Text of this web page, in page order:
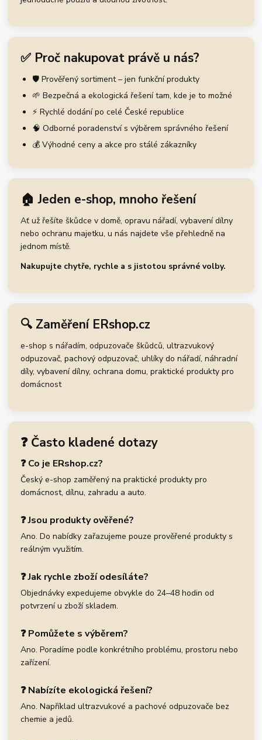
✅ Proč nakupovat právě u nás?
🛡️ Prověřený sortiment – jen funkční produkty
🌱 Bezpečná a ekologická řešení tam, kde je to možné
⚡ Rychlé dodání po celé České republice
🧠 Odborné poradenství s výběrem správného řešení
💰 Výhodné ceny a akce pro stálé zákazníky
🏠 Jeden e-shop, mnoho řešení
Ať už řešíte škůdce v domě, opravu nářadí, vybavení dílny
nebo ochranu majetku, u nás najdete vše přehledně na
jednom místě.
Nakupujte chytře, rychle a s jistotou správné volby.
🔍 Zaměření ERshop.cz
e-shop s nářadím, odpuzovače škůdců, ultrazvukový
odpuzovač, pachový odpuzovač, uhlíky do nářadí, náhradní
díly, vybavení dílny, ochrana domu, praktické produkty pro
domácnost
❓ Často kladené dotazy
❓ Co je ERshop.cz?
Český e-shop zaměřený na praktické produkty pro
domácnost, dílnu, zahradu a auto.
❓ Jsou produkty ověřené?
Ano. Do nabídky zařazujeme pouze prověřené produkty s
reálným využitím.
❓ Jak rychle zboží odesíláte?
Objednávky expedujeme obvykle do 24–48 hodin od
potvrzení u zboží skladem.
❓ Pomůžete s výběrem?
Ano. Poradíme podle konkrétního problému, prostoru nebo
zařízení.
❓ Nabízíte ekologická řešení?
Ano. Například ultrazvukové a pachové odpuzovače bez
chemie a jedů.